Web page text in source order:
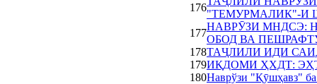
176
"ТЕМУРМАЛИК"-И
177
НАВРӮЗИ МНДСЭ:
ОБОД ВА
178ТАҶЛИЛИ ИДИ
179ИҚДОМИ ҲХДТ:
180Наврўзи "Қӯшҳавз"